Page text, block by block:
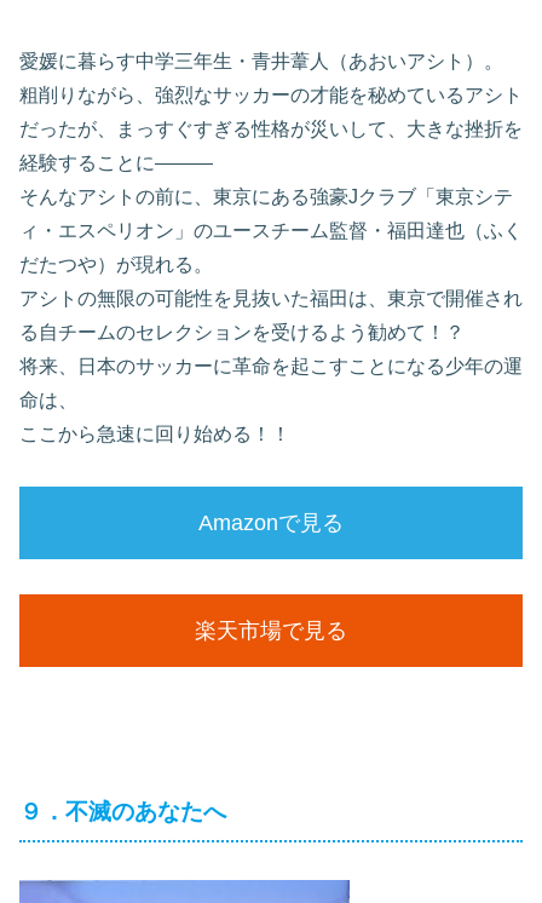
愛媛に暮らす中学三年生・青井葦人（あおいアシト）。
粗削りながら、強烈なサッカーの才能を秘めているアシト
だったが、まっすぐすぎる性格が災いして、大きな挫折を
経験することに―――
そんなアシトの前に、東京にある強豪Jクラブ「東京シテ
ィ・エスペリオン」のユースチーム監督・福田達也（ふく
だたつや）が現れる。
アシトの無限の可能性を見抜いた福田は、東京で開催され
る自チームのセレクションを受けるよう勧めて！？
将来、日本のサッカーに革命を起こすことになる少年の運
命は、
ここから急速に回り始める！！
Amazonで見る
楽天市場で見る
９．不滅のあなたへ